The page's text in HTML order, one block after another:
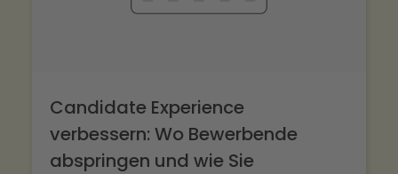
Candidate Experience
verbessern: Wo Bewerbende
abspringen und wie Sie